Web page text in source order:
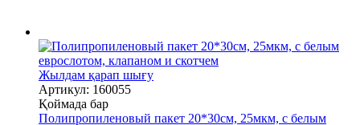
Жылдам қарап шығу
Артикул: 160055
Қоймада бар
Полипропиленовый пакет 20*30см, 25мкм, с белым